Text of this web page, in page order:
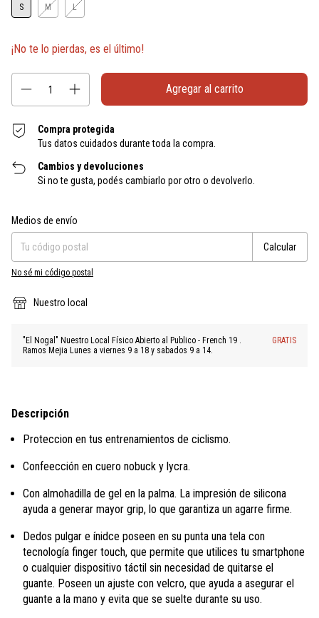
S M L
¡No te lo pierdas, es el último!
Compra protegida
Tus datos cuidados durante toda la compra.
Cambios y devoluciones
Si no te gusta, podés cambiarlo por otro o devolverlo.
Entregas para el CP:
Medios de envío
Calcular
No sé mi código postal
Nuestro local
"El Nogal" Nuestro Local Físico Abierto al Publico - French 19 .
Ramos Mejia Lunes a viernes 9 a 18 y sabados 9 a 14.
GRATIS
Descripción
Proteccion en tus entrenamientos de ciclismo.
Confeección en cuero nobuck y lycra.
Con almohadilla de gel en la palma. La impresión de silicona
ayuda a generar mayor grip, lo que garantiza un agarre firme.
Dedos pulgar e ínidce poseen en su punta una tela con
tecnología finger touch, que permite que utilices tu smartphone
o cualquier dispositivo táctil sin necesidad de quitarse el
guante. Poseen un ajuste con velcro, que ayuda a asegurar el
guante a la mano y evita que se suelte durante su uso.